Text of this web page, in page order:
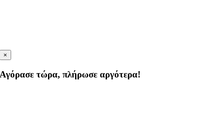
×
Αγόρασε τώρα, πλήρωσε αργότερα!